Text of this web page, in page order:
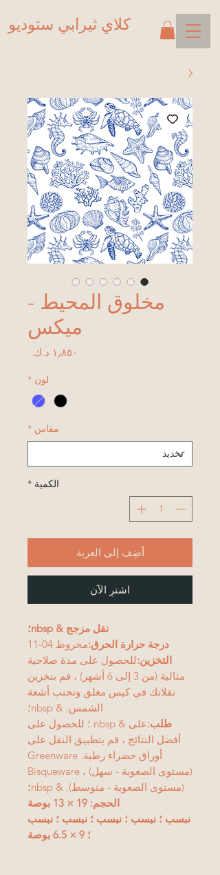
كلاي ثيرابي ستوديو
مخلوق المحيط -
ميكس
لون *
مقاس *
الكمية *
أضِف إلى العربة
اشترِ الآن
نقل مزجج & nbsp؛
درجة حرارة الحرق:مخروط 04-11
التخزين:للحصول على مدة صلاحية
مثالية (من 3 إلى 6 أشهر) ، قم بتخزين
نقلاتك في كيس مغلق وتجنب أشعة
الشمس. & nbsp؛
طلب:
على & nbsp ؛ للحصول على
أفضل النتائج ، قم بتطبيق النقل على
أوراق خضراء رطبة. Greenware
(مستوى الصعوبة - سهل) ، Bisqueware
(مستوى الصعوبة - متوسط). & nbsp؛
الحجم: 19 × 13 بوصة
نبسب ؛ نبسب ؛ نبسب ؛ نبسب ؛ نبسب
؛ 9 × 6.5 بوصة